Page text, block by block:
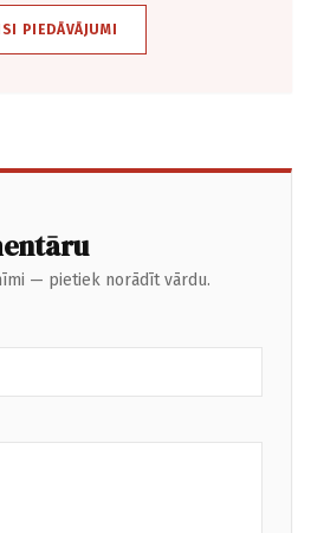
PIEDĀVĀJUMI
— pietiek norādīt vārdu.